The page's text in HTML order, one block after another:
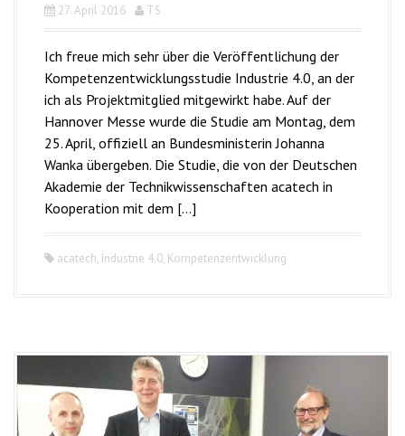
27. April 2016 TS
Ich freue mich sehr über die Veröffentlichung der
Kompetenzentwicklungsstudie Industrie 4.0, an der
ich als Projektmitglied mitgewirkt habe. Auf der
Hannover Messe wurde die Studie am Montag, dem
25. April, offiziell an Bundesministerin Johanna
Wanka übergeben. Die Studie, die von der Deutschen
Akademie der Technikwissenschaften acatech in
Kooperation mit dem […]
acatech, Industrie 4.0, Kompetenzentwicklung